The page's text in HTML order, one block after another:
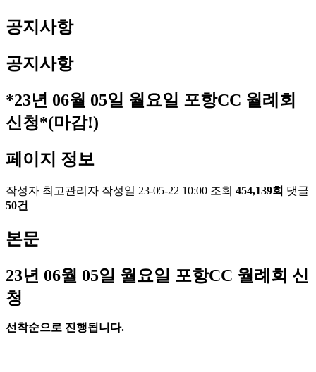
공지사항
공지사항
*23년 06월 05일 월요일 포항CC 월례회
신청*(마감!)
페이지 정보
작성자 최고관리자 작성일 23-05-22 10:00 조회 454,139회 댓글
50건
본문
23년 06월 05일 월요일 포항CC 월례회 신
청
선착순으로 진행됩니다.